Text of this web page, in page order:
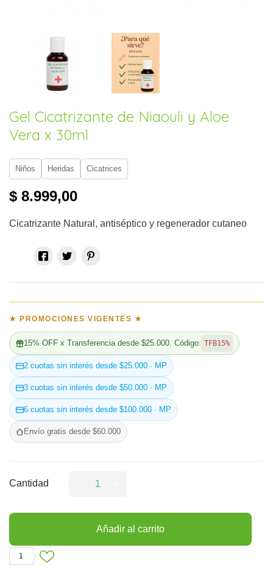
Gel Cicatrizante de Niaouli y Aloe
Vera x 30ml
Niños Heridas Cicatrices
$ 8.999,00
Cicatrizante Natural, antiséptico y regenerador cutaneo
★ PROMOCIONES VIGENTES ★
15% OFF x Transferencia desde $25.000. Código: TFB15%
2 cuotas sin interés desde $25.000 · MP
3 cuotas sin interés desde $50.000 · MP
6 cuotas sin interés desde $100.000 · MP
Envío gratis desde $60.000
Cantidad
Añadir al carrito
1